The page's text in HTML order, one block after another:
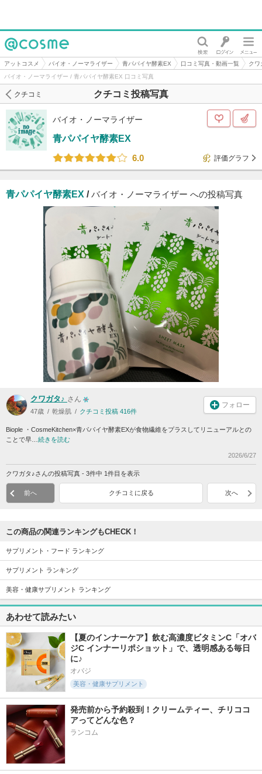
@cosme
アットコスメ バイオ・ノーマライザー 青パパイヤ酵素EX 口コミ写真・動画一覧
クワ
バイオ・ノーマライザー / 青パパイヤ酵素EX 口コミ写真
クチコミ投稿写真
クチコミ
バイオ・ノーマライザー
青パパイヤ酵素EX
6.0
評価グラフ
青パパイヤ酵素EX /バイオ・ノーマライザー への投稿写真
クワガタ♪ さん
47歳 乾燥肌 クチコミ投稿 416件
フォロー
Biople ・CosmeKitchen×青パパイヤ酵素EXが食物繊維をプラスしてリニューアルとの
ことで早… 続きを読む
2026/6/27
クワガタ♪さんの投稿写真 - 3件中 1件目を表示
前へ クチコミに戻る 次へ
この商品の関連ランキングもCHECK！
サプリメント・フード ランキング
サプリメント ランキング
美容・健康サプリメント ランキング
あわせて読みたい
【夏のインナーケア】飲む高濃度ビタミンC「オバ
ジC インナーリポショット」で、透明感ある毎日
に♪
オバジ
美容・健康サプリメント
発売前から予約殺到！クリームティー、チリココ
アってどんな色？
ランコム